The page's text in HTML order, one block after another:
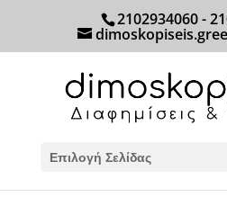
2102934060 -
Επιλογή Σελίδας